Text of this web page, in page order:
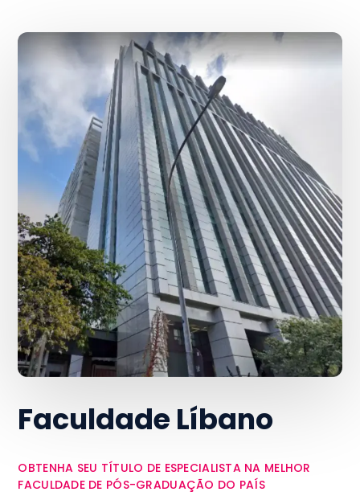
Faculdade Líbano
OBTENHA SEU TÍTULO DE ESPECIALISTA NA MELHOR
FACULDADE DE PÓS-GRADUAÇÃO DO PAÍS